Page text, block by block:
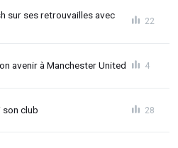
sur ses retrouvailles avec
22
avenir à Manchester United 4
son club 28